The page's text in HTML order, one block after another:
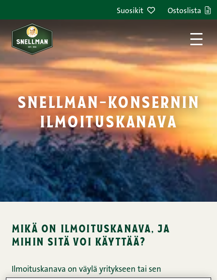
Suosikit Ostoslista
snellman-konsernin
ilmoituskanava
mikä on ilmoituskanava, ja
mihin sitä voi käyttää?
Ilmoituskanava on väylä yritykseen tai sen